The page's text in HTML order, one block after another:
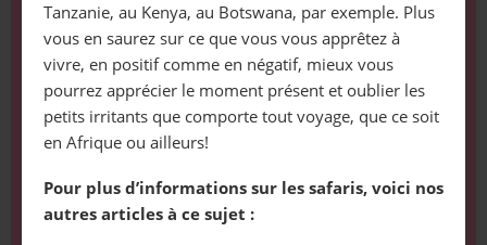
Tanzanie, au Kenya, au Botswana, par exemple. Plus
vous en saurez sur ce que vous vous apprêtez à
vivre, en positif comme en négatif, mieux vous
pourrez apprécier le moment présent et oublier les
petits irritants que comporte tout voyage, que ce soit
en Afrique ou ailleurs!
Pour plus d’informations sur les safaris, voici nos
autres articles à ce sujet :